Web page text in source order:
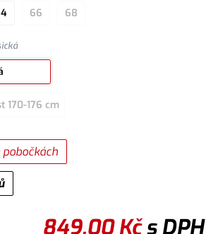
66 68
170-176 cm
849,00Kčs DPH